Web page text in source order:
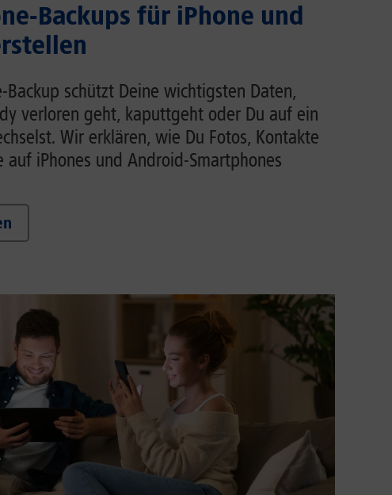
Backups für iPhone und
Backup schützt Deine wichtigsten Daten,
verloren geht, kaputtgeht oder Du auf ein
Wir erklären, wie Du Fotos, Kontakte
auf iPhones und Android-Smartphones